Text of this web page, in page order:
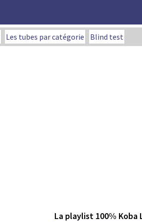
Les tubes par catégorie Blind test
La playlist 100% Koba